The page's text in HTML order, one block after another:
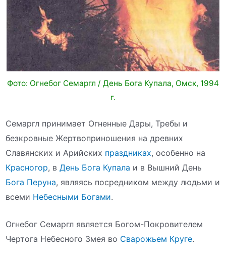
Фото: Огнебог Семаргл / День Бога Купала, Омск, 1994
г.
Семаргл принимает Огненные Дары, Требы и
безкровные Жертвоприношения на древних
Славянских и Арийских праздниках, особенно на
Красногор, вДень Бога Купала и в Вышний День
Бога Перуна, являясь посредником между людьми и
всеми Небесными Богами.
Огнебог Семаргл является Богом-Покровителем
Чертога Небесного Змея во Сварожьем Круге.